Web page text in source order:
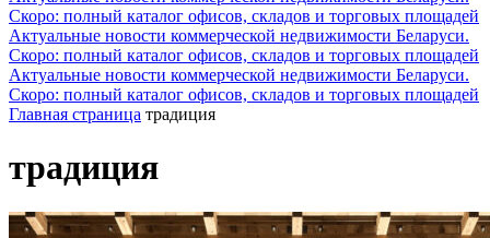
Скоро: полный каталог офисов, складов и торговых площадей
Актуальные новости коммерческой недвижимости Беларуси.
Скоро: полный каталог офисов, складов и торговых площадей
Актуальные новости коммерческой недвижимости Беларуси.
Скоро: полный каталог офисов, складов и торговых площадей
Главная страница традиция
традиция